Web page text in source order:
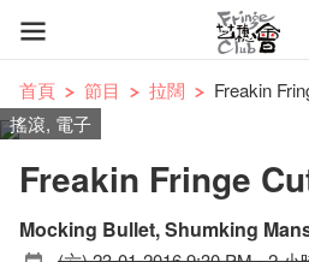
首頁 節目 拉闊
Freakin
搖滾, 電子
Freakin Fringe
Mocking Bullet, Shumking